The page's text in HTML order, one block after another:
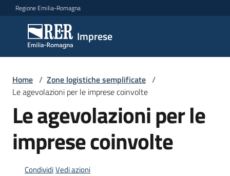
Vai al contenuto
Vai alla navigazione
Vai al footer
Regione Emilia-Romagna
Imprese
Imprese
Argomenti
Novità
Home / Zone logistiche semplificate /
Le agevolazioni per le imprese coinvolte
Le agevolazioni per le
imprese coinvolte
CondividiVedi azioni